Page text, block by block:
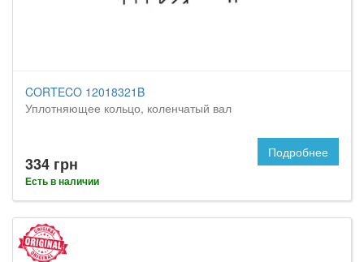
CORTECO 12018321B
Уплотняющее кольцо, коленчатый вал
334 грн
Есть в наличии
Подробнее